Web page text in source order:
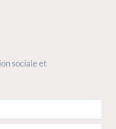
sociale et